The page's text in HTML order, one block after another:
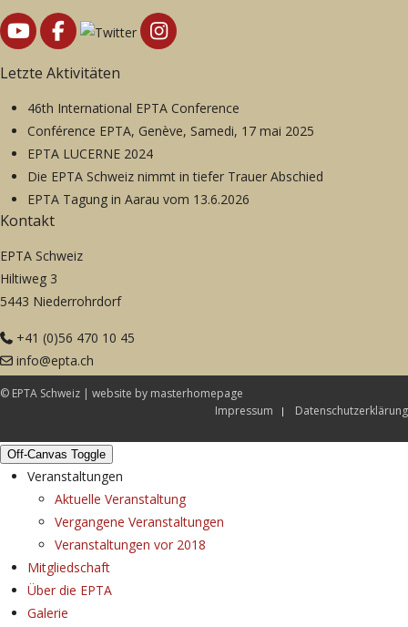
Letzte Aktivitäten
46th International EPTA Conference
Conférence EPTA, Genève, Samedi, 17 mai 2025
EPTA LUCERNE 2024
Die EPTA Schweiz nimmt in tiefer Trauer Abschied
EPTA Tagung in Aarau vom 13.6.2026
Kontakt
EPTA Schweiz
Hiltiweg 3
5443 Niederrohrdorf
+41 (0)56 470 10 45
info@epta.ch
© EPTA Schweiz | website by masterhomepage
Impressum
Datenschutzerklärung
Off-Canvas Toggle
Veranstaltungen
Aktuelle Veranstaltung
Vergangene Veranstaltungen
Veranstaltungen vor 2018
Mitgliedschaft
Über die EPTA
Galerie